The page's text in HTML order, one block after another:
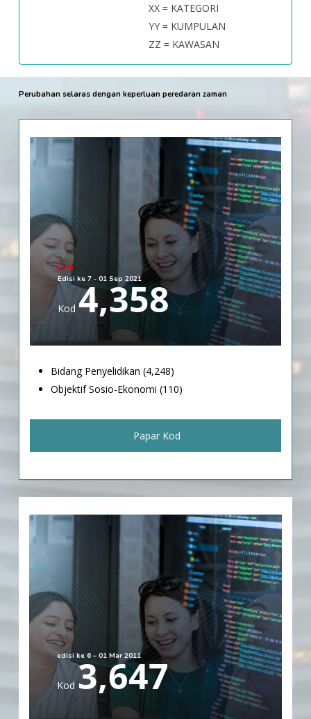
XX = KATEGORI
YY = KUMPULAN
ZZ = KAWASAN
Perubahan selaras dengan keperluan peredaran zaman
Baru
Edisi ke 7 - 01 Sep 2021
Kod 4,358
Bidang Penyelidikan (4,248)
Objektif Sosio-Ekonomi (110)
Papar Kod
edisi ke 6 – 01 Mar 2011
Kod 3,647